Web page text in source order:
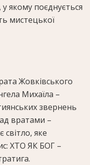
якому поєднується
мистецької
Жовківського
Михаїла –
звернень
вратами –
світло, яке
ХТО ЯК БОГ –